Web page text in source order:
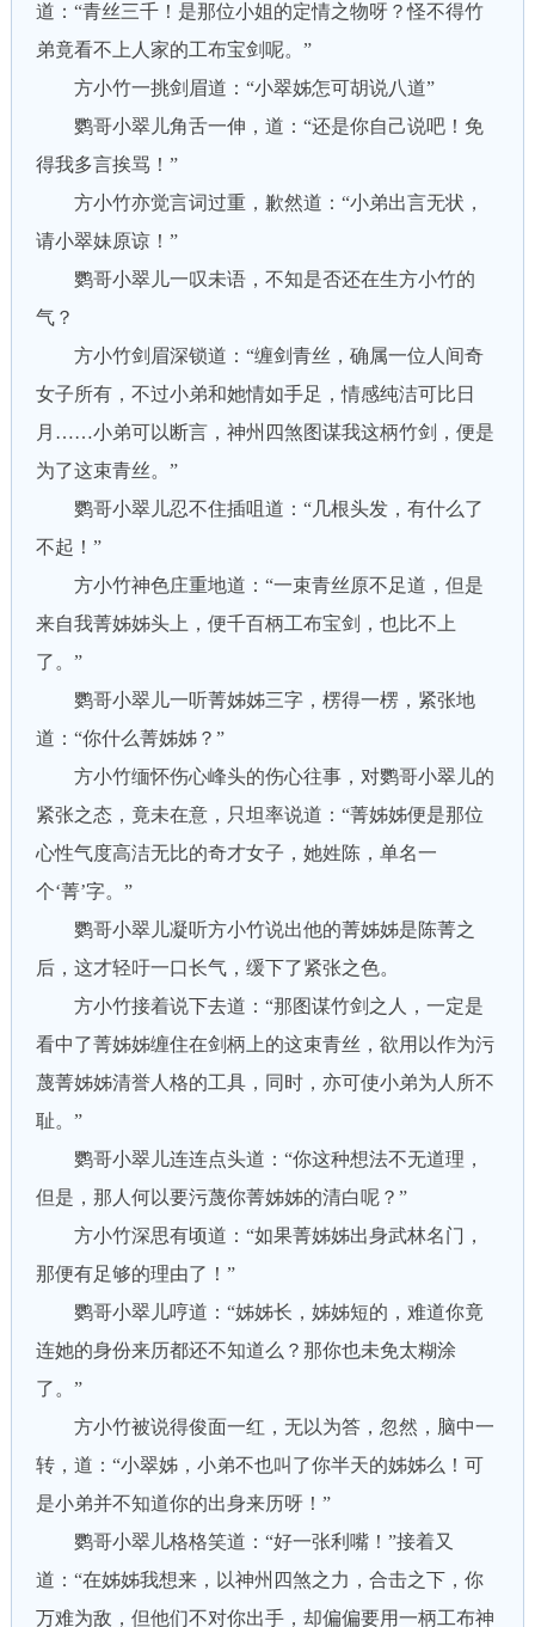
道：“青丝三千！是那位小姐的定情之物呀？怪不得竹
弟竟看不上人家的工布宝剑呢。”
方小竹一挑剑眉道：“小翠姊怎可胡说八道”
鹦哥小翠儿角舌一伸，道：“还是你自己说吧！免
得我多言挨骂！”
方小竹亦觉言词过重，歉然道：“小弟出言无状，
请小翠妹原谅！”
鹦哥小翠儿一叹未语，不知是否还在生方小竹的
气？
方小竹剑眉深锁道：“缠剑青丝，确属一位人间奇
女子所有，不过小弟和她情如手足，情感纯洁可比日
月……小弟可以断言，神州四煞图谋我这柄竹剑，便是
为了这束青丝。”
鹦哥小翠儿忍不住插咀道：“几根头发，有什么了
不起！”
方小竹神色庄重地道：“一束青丝原不足道，但是
来自我菁姊姊头上，便千百柄工布宝剑，也比不上
了。”
鹦哥小翠儿一听菁姊姊三字，楞得一楞，紧张地
道：“你什么菁姊姊？”
方小竹缅怀伤心峰头的伤心往事，对鹦哥小翠儿的
紧张之态，竟未在意，只坦率说道：“菁姊姊便是那位
心性气度高洁无比的奇才女子，她姓陈，单名一
个‘菁’字。”
鹦哥小翠儿凝听方小竹说出他的菁姊姊是陈菁之
后，这才轻吁一口长气，缓下了紧张之色。
方小竹接着说下去道：“那图谋竹剑之人，一定是
看中了菁姊姊缠住在剑柄上的这束青丝，欲用以作为污
蔑菁姊姊清誉人格的工具，同时，亦可使小弟为人所不
耻。”
鹦哥小翠儿连连点头道：“你这种想法不无道理，
但是，那人何以要污蔑你菁姊姊的清白呢？”
方小竹深思有顷道：“如果菁姊姊出身武林名门，
那便有足够的理由了！”
鹦哥小翠儿哼道：“姊姊长，姊姊短的，难道你竟
连她的身份来历都还不知道么？那你也未免太糊涂
了。”
方小竹被说得俊面一红，无以为答，忽然，脑中一
转，道：“小翠姊，小弟不也叫了你半天的姊姊么！可
是小弟并不知道你的出身来历呀！”
鹦哥小翠儿格格笑道：“好一张利嘴！”接着又
道：“在姊姊我想来，以神州四煞之力，合击之下，你
万难为敌，但他们不对你出手，却偏偏要用一柄工布神